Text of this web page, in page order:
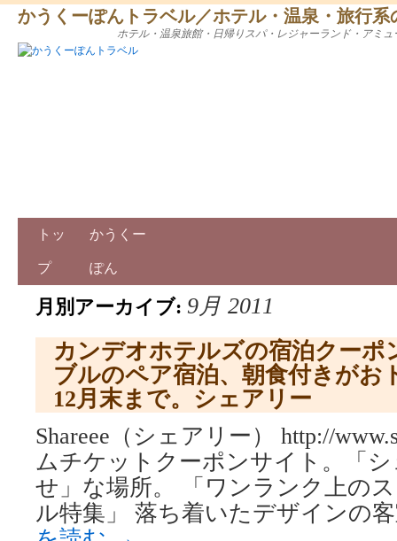
かうくーぽんトラベル／ホテル・温泉・旅行
ホテル・温泉旅館・日帰りスパ・レジャーランド・アミ
トッ
プ
かうくー
ぽん
月別アーカイブ: 9月 2011
カンデオホテルズの宿泊クーポ
ブルのペア宿泊、朝食付きがお
12月末まで。シェアリー
Shareee（シェアリー） http://
ムチケットクーポンサイト。「
せ」な場所。 「ワンランク上の
ル特集」 落ち着いたデザインの